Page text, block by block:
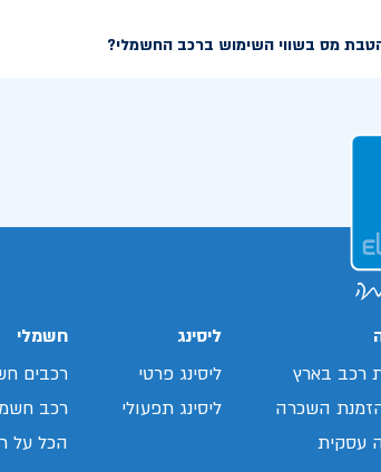
מס בשווי השימוש ברכב החשמלי?
רכב בארץ
הזמנת השכרה
עסקית
ליסינג
ליסינג פרטי
ליסינג תפעולי
חשמלי
רכבים
רכב
הכל על